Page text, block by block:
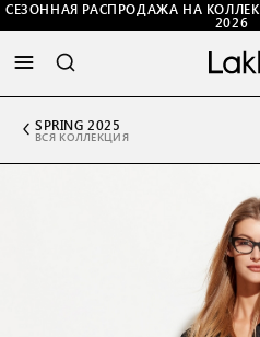
СЕЗОННАЯ РАСПРОДАЖА НА
2026
SPRING 2025
ВСЯ КОЛЛЕКЦИЯ